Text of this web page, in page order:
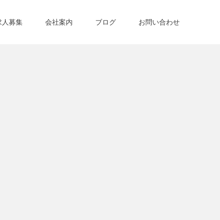
人募集 会社案内 ブログ お問い合わせ